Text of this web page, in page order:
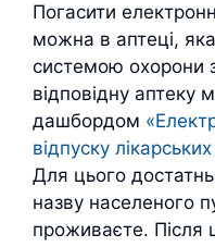
Погасити
можна в аптеці,
системою охорони
відповідну аптеку
дашбордом
відпуску
Для цього
назву населеного
проживаєте. Після